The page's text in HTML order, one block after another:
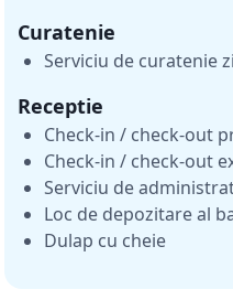
Curatenie
Serviciu de curatenie
Receptie
Check-in / check-out
Check-in / check-out
Serviciu de
Loc de depozitare al
Dulap cu cheie